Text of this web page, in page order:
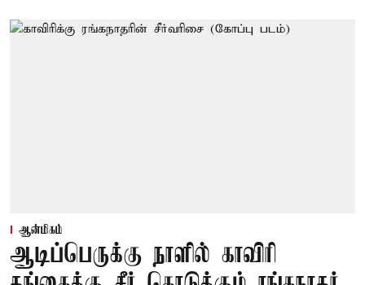
ஆன்மிகம்
ஆடிப்பெருக்கு நாளில் காவிரி